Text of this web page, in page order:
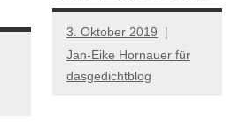
3. Oktober 2019
Jan-Eike Hornauer für
dasgedichtblog